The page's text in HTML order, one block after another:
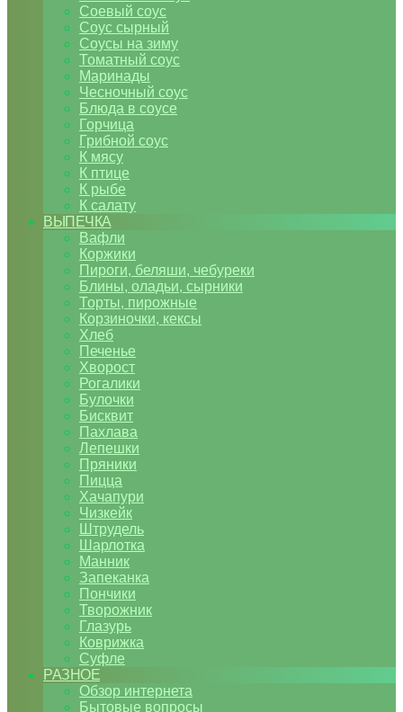
Соевый соус
Соус сырный
Соусы на зиму
Томатный соус
Маринады
Чесночный соус
Блюда в соусе
Горчица
Грибной соус
К мясу
К птице
К рыбе
К салату
ВЫПЕЧКА
Вафли
Коржики
Пироги, беляши, чебуреки
Блины, оладьи, сырники
Торты, пирожные
Корзиночки, кексы
Хлеб
Печенье
Хворост
Рогалики
Булочки
Бисквит
Пахлава
Лепешки
Пряники
Пицца
Хачапури
Чизкейк
Штрудель
Шарлотка
Манник
Запеканка
Пончики
Творожник
Глазурь
Коврижка
Суфле
РАЗНОЕ
Обзор интернета
Бытовые вопросы